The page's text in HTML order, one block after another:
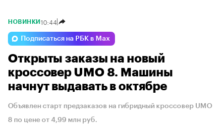
НОВИНКИ 10:44
Подписаться на РБК в Max
Открыты заказы на новый
кроссовер UMO 8. Машины
начнут выдавать в октябре
Объявлен старт предзаказов на гибридный кроссовер UMO
8 по цене от 4,99 млн руб.